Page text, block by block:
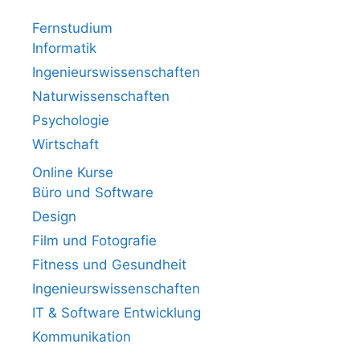
Fernstudium
Informatik
Ingenieurswissenschaften
Naturwissenschaften
Psychologie
Wirtschaft
Online Kurse
Büro und Software
Design
Film und Fotografie
Fitness und Gesundheit
Ingenieurswissenschaften
IT & Software Entwicklung
Kommunikation